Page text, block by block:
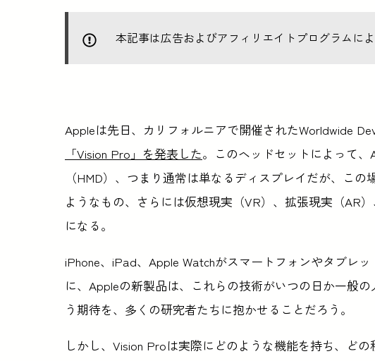
本記事は広告およびアフィリエイトプログラムに
Appleは先日、カリフォルニアで開催されたWorldwide
「Vision Pro」を発表した。このヘッドセットによって
（HMD）、つまり通常は単なるディスプレイだが、こ
ようなもの、さらには仮想現実（VR）、拡張現実（AR
になる。
iPhone、iPad、Apple Watchがスマートフォンやタブレ
に、Appleの新製品は、これらの技術がいつの日か一般
う期待を、多くの研究者たちに抱かせることだろう。
しかし、Vision Proは実際にどのような機能を持ち、ど